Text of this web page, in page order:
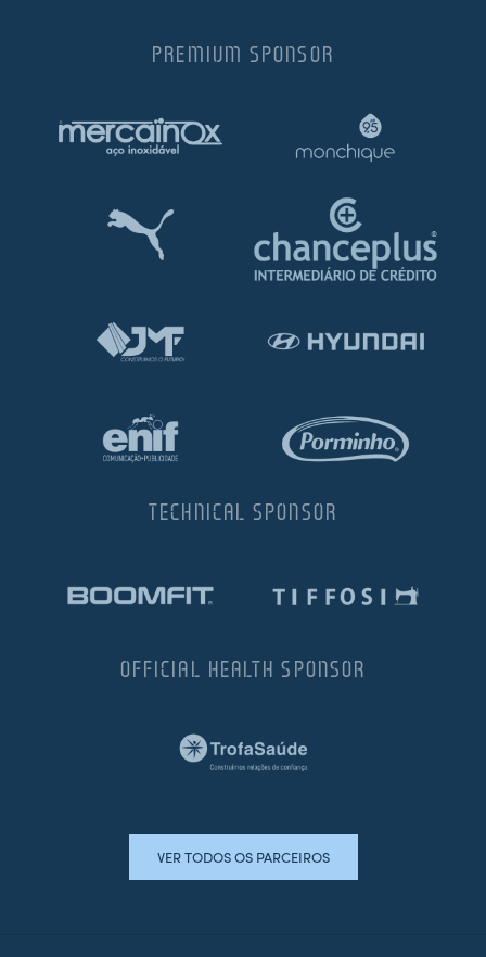
PREMIUM SPONSOR
TECHNICAL SPONSOR
OFFICIAL HEALTH SPONSOR
VER TODOS OS PARCEIROS